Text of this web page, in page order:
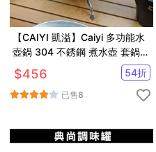
【CAIYI 凱溢】Caiyi 多功能水
壺鍋 304 不銹鋼 煮水壺 套鍋
野炊鍋具 露營鍋具 附收納袋
$456 54折
已售8